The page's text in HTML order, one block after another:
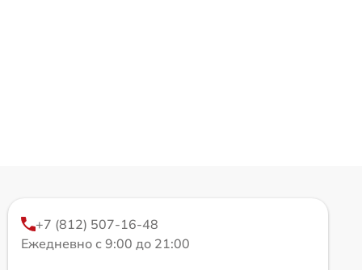
+7 (812) 507-16-48
Ежедневно с 9:00 до 21:00